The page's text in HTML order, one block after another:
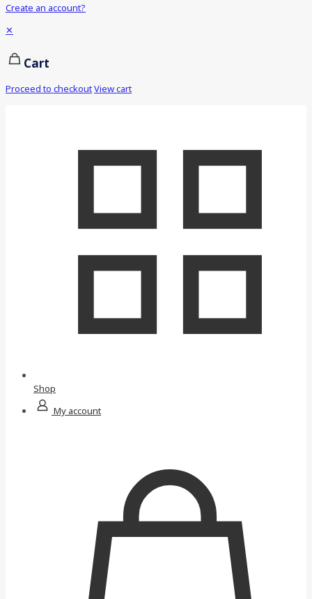
Create an account?
✕
Cart
Proceed to checkoutView cart
Shop
My account